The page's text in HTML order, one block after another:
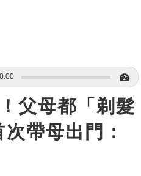
0:00
父母都「剃髮
帶母出門：